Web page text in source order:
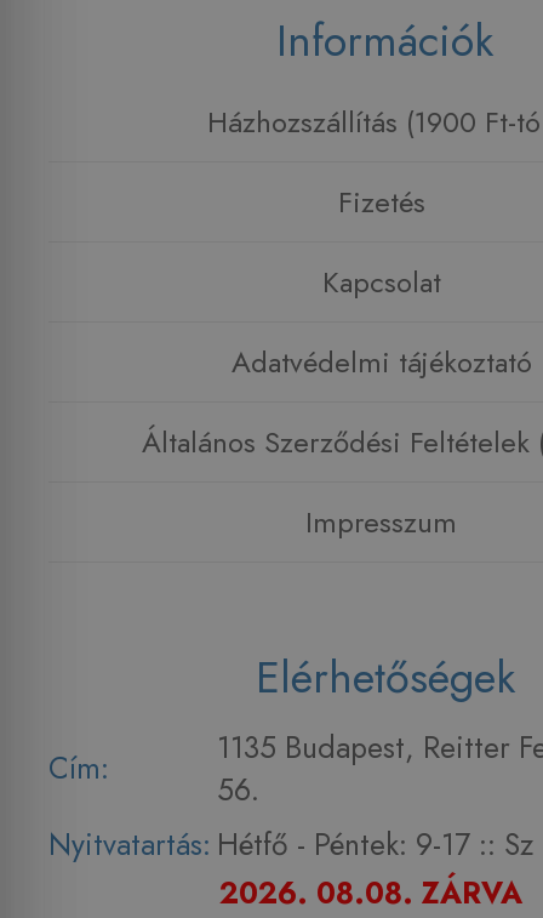
Információk
Házhozszállítás (1900 Ft-
Fizetés
Kapcsolat
Adatvédelmi tájékoztató
Általános Szerződési Feltételek
Impresszum
Elérhetőségek
Cím:
1135 Budapest, Reitter
56.
Nyitvatartás: Hétfő - Péntek: 9-17 :: Sz
2026. 08.08. ZÁRVA